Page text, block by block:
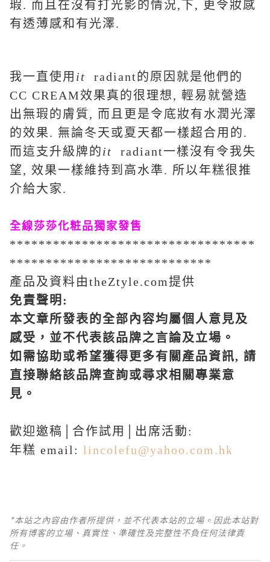
瑕. 而且在沒有打光影的情況,下, 更令妝感
有透薄感和有光澤.
我一直使用 it
radiant的原因就是他們的
CC CREAM效果真的很理想, 輕易就營造
出無瑕的膚質, 而且更是令底妝有水潤光澤
的效果. 無論冬天或夏天都一樣超合用的.
而這支升級牌的it
radiant一樣沒有令我失
望, 效果一樣維持到高水準. 所以年糕很推
介給大家.
全線莎莎化粧品獨家發售
**********************************
****************************
產品及資料由theZtyle.com提供
免責聲明 :
本文章所發表的全部內容均屬個人意見及
感受，並不代表該品牌之言論及立場。
如需協助或希望獲得更多有關產品資訊, 請
直接聯絡該品牌查詢或尋求相關專業意
見。
歡迎邀稿│合作試用│出席活動:
年糕 email: lincolefu@yahoo.com.hk
*本站之內容由作者所提供，並不代表本站的立場。因此本站對
所有博客的立場、真實性、準確性及完整性不負任何法律責
任。